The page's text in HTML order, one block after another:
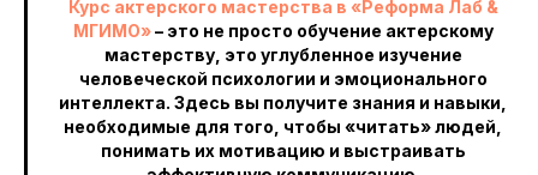
Курс актерского мастерства в «Реформа Лаб &
МГИМО»– это не просто обучение актерскому
мастерству, это углубленное изучение
человеческой психологии и эмоционального
интеллекта. Здесь вы получите знания и навыки,
необходимые для того, чтобы «читать» людей,
понимать их мотивацию и выстраивать